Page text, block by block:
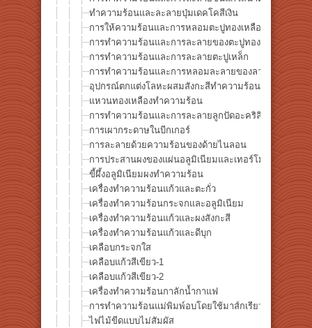
ทำความร้อนและละลายปุ่มเดคโคสีเงิน
การให้ความร้อนและการหลอมตะปูทองเหลือง
การทำความร้อนและการละลายของตะปูทองแดง
การทำความร้อนและการละลายตะปูเหล็ก
การทำความร้อนและการหลอมละลายของลวดทองแดง
อุปกรณ์ตกแต่งโลหะผสมสังกะสีทำความร้อน
แหวนทองเหลืองทำความร้อน
การทำความร้อนและการละลายลูกปัดอะคริลิก
การเผากระดาษในบีกเกอร์
การละลายด้วยความร้อนของด้ายไนลอน
การประสานผงของแผ่นอลูมิเนียมและเทอร์โมคัปเปิล
ขี้ผึ้งอลูมิเนียมผงทำความร้อน
เครื่องทำความร้อนแก้วและตะกั่ว
เครื่องทำความร้อนกระจกและอลูมิเนียม
เครื่องทำความร้อนแก้วและผงสังกะสี
เครื่องทำความร้อนแก้วและดีบุก
เคลือบกระจกใส
เคลือบแก้วสีเขียว-1
เคลือบแก้วสีเขียว-2
เครื่องทำความร้อนกาลักน้ำกาแฟ
การทำความร้อนแม่พิมพ์อบโดยใช้มาส์กเรียว
ไฟไม้ขีดแบบไม่สัมผัส